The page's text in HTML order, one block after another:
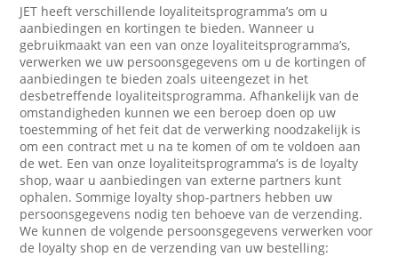
JET heeft verschillende loyaliteitsprogramma’s om u
aanbiedingen en kortingen te bieden. Wanneer u
gebruikmaakt van een van onze loyaliteitsprogramma’s,
verwerken we uw persoonsgegevens om u de kortingen of
aanbiedingen te bieden zoals uiteengezet in het
desbetreffende loyaliteitsprogramma. Afhankelijk van de
omstandigheden kunnen we een beroep doen op uw
toestemming of het feit dat de verwerking noodzakelijk is
om een contract met u na te komen of om te voldoen aan
de wet. Een van onze loyaliteitsprogramma’s is de loyalty
shop, waar u aanbiedingen van externe partners kunt
ophalen. Sommige loyalty shop-partners hebben uw
persoonsgegevens nodig ten behoeve van de verzending.
We kunnen de volgende persoonsgegevens verwerken voor
de loyalty shop en de verzending van uw bestelling: